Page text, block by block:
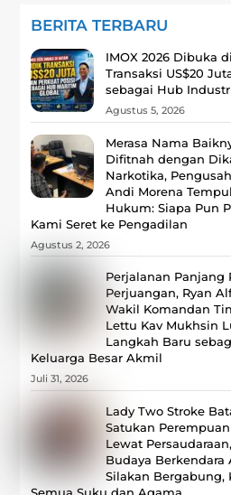
BERITA TERBARU
‎IMOX 2026 Dibuka
Transaksi US$20
sebagai Hub
Agustus 5, 2026
Merasa Nama
Difitnah dengan
Narkotika,
Andi Morena
Hukum: Siapa Pun
Kami Seret ke Pengadilan
Agustus 2, 2026
Perjalanan Panjang
Perjuangan, Ryan
Wakil Komandan
Lettu Kav Mukhsin
Langkah Baru
Keluarga Besar Akmil
Juli 31, 2026
Lady Two Stroke
Satukan
Lewat
Budaya
Silakan Bergabung,
Semua Suku dan Agama